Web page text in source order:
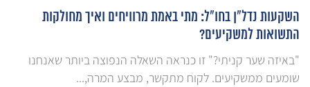
השקעות נדל"ן בחו"ל: מתי באמת מרוויחים ואיך מחולקות
התשואות למשקיעים?
"באיזה שער קניתי?" זו כנראה השאלה הנפוצה ביותר שאנחנו
שומעים ממשקיעים. לקוח מתקשר, מבצע המרה,...